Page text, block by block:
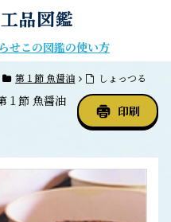
せこの図鑑の使い方
第１節 魚醤油 しょっつる
１節 魚醤油
印刷